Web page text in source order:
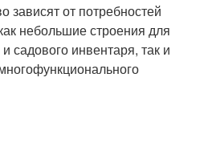
зависят от потребностей
небольшие строения для
садового инвентаря, так и